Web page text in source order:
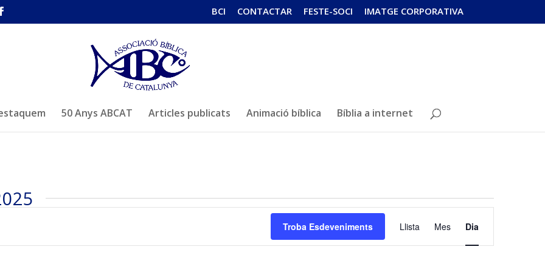
BCI CONTACTAR FESTE-SOCI IMATGE CORPORATIVA
50 Anys ABCAT Articles publicats Animació bíblica Bíblia a internet
Troba Esdeveniments
Navegació
de
Esdeveniment
Llista Mes Dia